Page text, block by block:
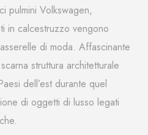
pulmini Volkswagen,
in calcestruzzo vengono
di moda. Affascinante
struttura architetturale
dell’est durante quel
di oggetti di lusso legati